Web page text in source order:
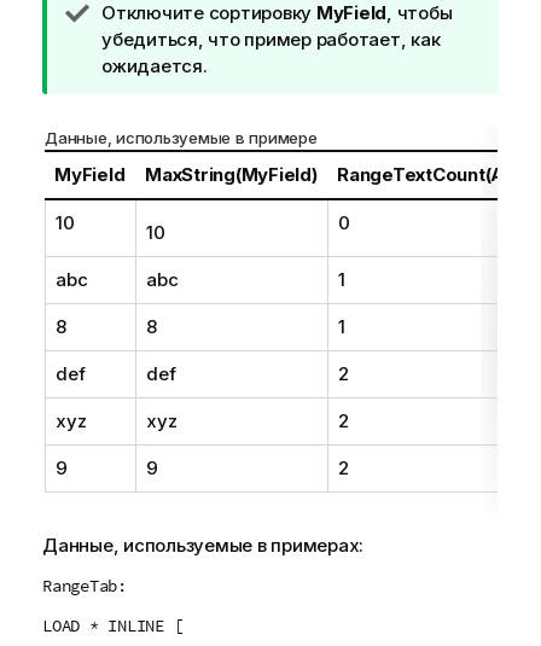
П
р
и
ч
а
н
е
п
д
к
Отключите сортировку MyField, чтобы
убедиться, что пример работает, как
ожидается.
Данные, используемые в примере
MyField MaxString(MyField)
10 10 0
abc abc 1
8 8 1
def def 2
xyz xyz 2
9 9 2
Данные, используемые в примерах:
RangeTab:
LOAD * INLINE [